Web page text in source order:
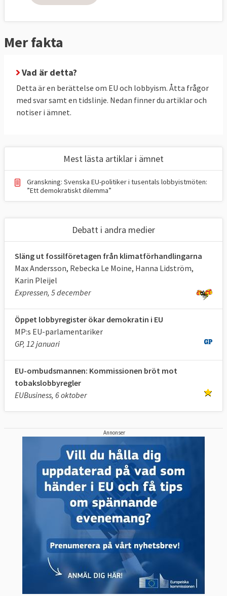
PROBLEMET – Vad ska lösas?
lobbyister att anmäla sig till. Många
gentemot EU finns inte listade där.
Registret listar bara organisationer och
företag som lobbar gentemot
Europaparlamantet och EU-kommissionen,
Bland frivilligorganisationer som arbetar för
öppenhet och mot korruption finns dock
även ett missnöje med hur EU-
kommissionen offentliggör sina kontakter
med lobbyister.
EU-kommissionen vill att alla intressen som
lobbar mot alla EU-institutioner ska vara
listade i ett öppenhetsregister.
EU-kommissionen presenterade i
september 2016 ett lagförslag om ett
obligatoriskt öppenhetsregister som ska
omfatta kommissionen, rådet och EU-
parlamentet. Förslaget innebär att även EU-
parlamentet och rådet ska förbinda sig att
bara träffa lobbyister som är listade i EU:s
öppenhetsregister. Idag gäller detta bara
första gången skulle omfattas av
öppenhetsregistret.
ÅTTA FRÅGOR OCH SVAR – TIDSLINJE
1. Vad är lobbyism?
Olika politiska och ekonomiska intressens
försök att påverka politiska beslut.
EU-kommissionen publicerade 2007en
Mer fakta
Vad är detta?
Detta är en berättelse om EU och lobbyism. Åtta frågor
med svar samt en tidslinje. Nedan finner du artiklar och
notiser i ämnet.
Mest lästa artiklar i ämnet
Granskning: Svenska EU-politiker i tusentals lobbyistmöten:
”Ett demokratiskt dilemma”
Debatt i andra medier
Släng ut fossilföretagen från klimatförhandlingarna
Max Andersson, Rebecka Le Moine, Hanna Lidström,
Karin Pleijel
Expressen, 5 december
Öppet lobbyregister ökar demokratin i EU
MP:s EU-parlamentariker
GP, 12 januari
EU-ombudsmannen: Kommissionen bröt mot
tobakslobbyregler
EUBusiness, 6 oktober
Annonser